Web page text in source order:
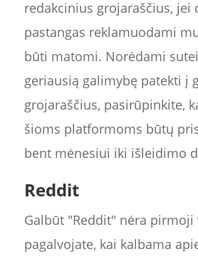
redakcinius grojaraščius, jei
pastangas reklamuodami
būti matomi. Norėdami
geriausią galimybę patekti į
grojaraščius, pasirūpinkite,
šioms platformoms būtų
bent mėnesiui iki išleidimo
Reddit
Galbūt "Reddit" nėra pirmoji
pagalvojate, kai kalbama